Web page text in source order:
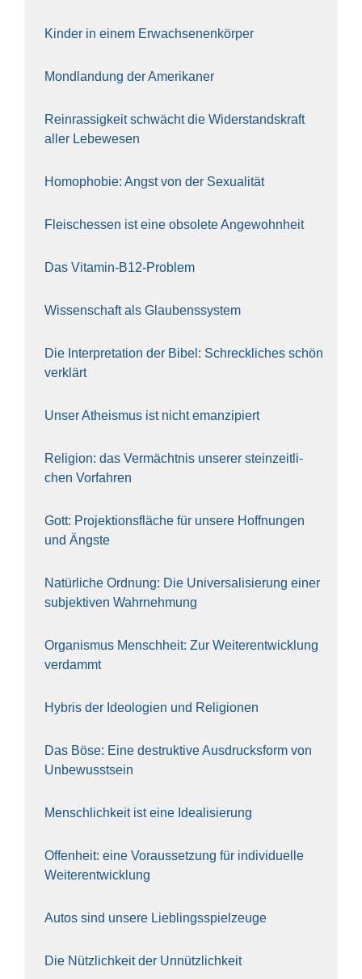
Kin­der in einem Erwach­se­nen­kör­per
Mond­lan­dung der Ame­ri­ka­ner
Rein­ras­sig­keit schwächt die Wider­stands­kraft
aller Lebe­we­sen
Homo­pho­bie: Angst von der Sexua­li­tät
Fleisch­essen ist eine obso­le­te An‍ge‍wohn‍heit
Das Vit­amin-B12-Pro­blem
Wis­sen­schaft als Glau­bens­sys­tem
Die Inter­pre­ta­ti­on der Bibel: Schreck­li­ches schön
ver­klärt
Unser Athe­is­mus ist nicht eman­zi­piert
Reli­gi­on: das Ver­mächt­nis unse­rer stein­zeit­li­
chen Vor­fah­ren
Gott: Pro­jek­ti­ons­flä­che für unse­re Hoff­nun­gen
und Ängs­te
Natür­li­che Ord­nung: Die Uni­ver­sa­li­sie­rung einer
sub­jek­ti­ven Wahr­neh­mung
Orga­nis­mus Mensch­heit: Zur Wei­ter­ent­wick­lung
ver­dammt
Hybris der Ideo­lo­gien und Reli­gio­nen
Das Böse: Eine destruk­ti­ve Aus­drucks­form von
Unbe­wusst­sein
Mensch­lich­keit ist eine Idea­li­sie­rung
Offen­heit: eine Vor­aus­set­zung für indi­vi­du­el­le
Wei­ter­ent­wick­lung
Autos sind unse­re Lieb­lings­spiel­zeu­ge
Die Nütz­lich­keit der Unnütz­lich­keit